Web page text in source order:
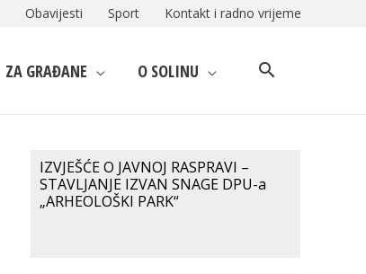
Obavijesti Sport Kontakt i radno vrijeme
ZA GRAĐANE O SOLINU
IZVJEŠĆE O JAVNOJ RASPRAVI –
STAVLJANJE IZVAN SNAGE DPU-a
„ARHEOLOŠKI PARK“